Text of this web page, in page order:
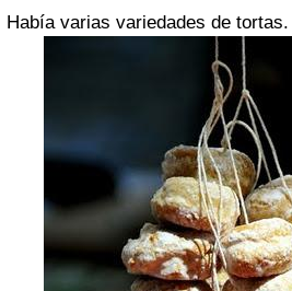
Había varias variedades de tortas.